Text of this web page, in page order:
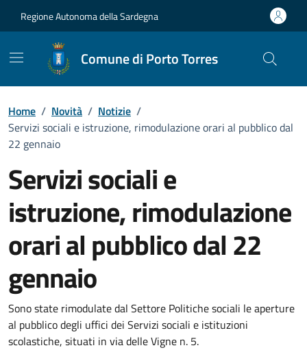
Regione Autonoma della Sardegna
Comune di Porto Torres
Home / Novità / Notizie /
Servizi sociali e istruzione, rimodulazione orari al pubblico dal
22 gennaio
Servizi sociali e
istruzione, rimodulazione
orari al pubblico dal 22
gennaio
Dettagli della notizia
Sono state rimodulate dal Settore Politiche sociali le aperture
al pubblico degli uffici dei Servizi sociali e istituzioni
scolastiche, situati in via delle Vigne n. 5.